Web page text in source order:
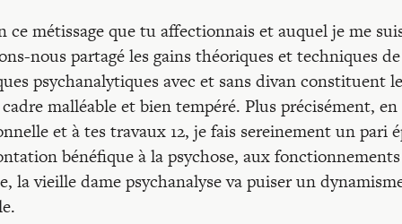
ce métissage que tu affectionnais et auquel je me
nous partagé les gains théoriques et techniques
psychanalytiques avec et sans divan constituent
malléable et bien tempéré. Plus précisément,
et à tes travaux 12, je fais sereinement un pari
bénéfique à la psychose, aux
la vieille dame psychanalyse va puiser un